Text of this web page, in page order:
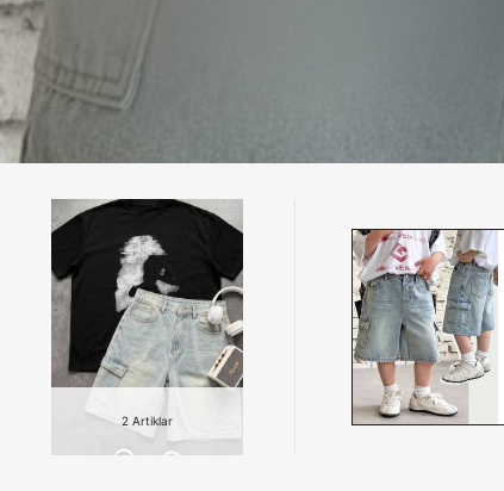
2 Artiklar